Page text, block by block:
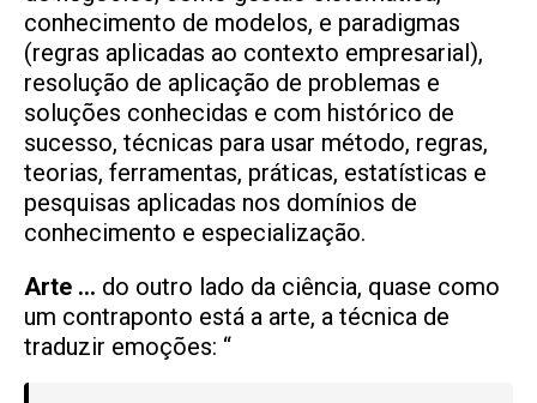
conhecimento de modelos, e paradigmas
(regras aplicadas ao contexto empresarial),
resolução de aplicação de problemas e
soluções conhecidas e com histórico de
sucesso, técnicas para usar método, regras,
teorias, ferramentas, práticas, estatísticas e
pesquisas aplicadas nos domínios de
conhecimento e especialização.
Arte … do outro lado da ciência, quase como
um contraponto está a arte, a técnica de
traduzir emoções: “